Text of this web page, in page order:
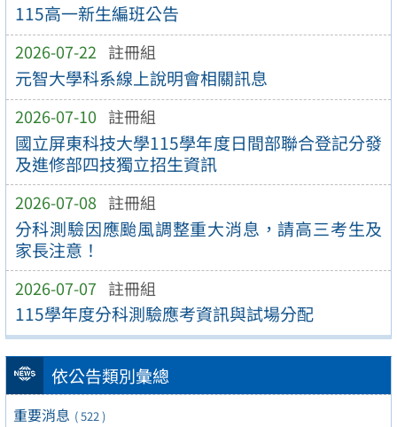
115高一新生編班公告
2026-07-22 註冊組
元智大學科系線上說明會相關訊息
2026-07-10 註冊組
國立屏東科技大學115學年度日間部聯合登記分發
及進修部四技獨立招生資訊
2026-07-08 註冊組
分科測驗因應颱風調整重大消息，請高三考生及
家長注意！
2026-07-07 註冊組
115學年度分科測驗應考資訊與試場分配
依公告類別彙總
重要消息 ( 522 )